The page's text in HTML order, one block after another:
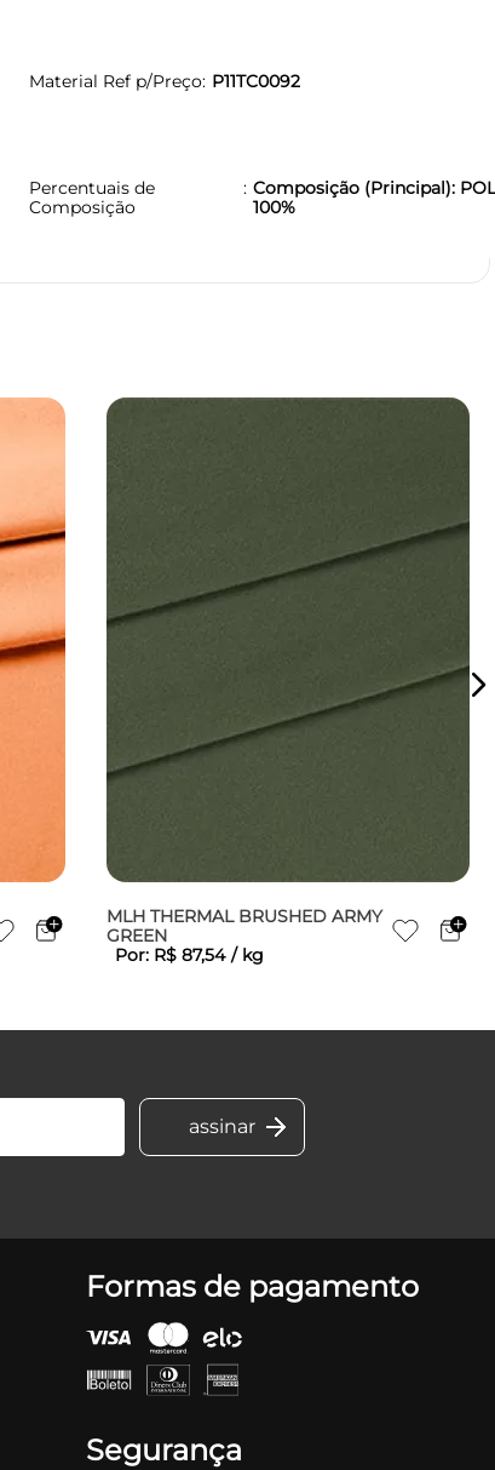
Material Ref p/Preço P11TC0092
Percentuais de
Composição
Composição (Principal):
100%
MLH THERMAL BRUSHED ARMY
GREEN
Por: R$ 87,54 / kg
Formas de pagamento
Segurança